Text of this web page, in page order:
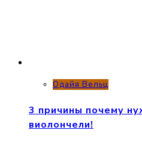
Одайя Вельц
3 причины почему
виолончели!